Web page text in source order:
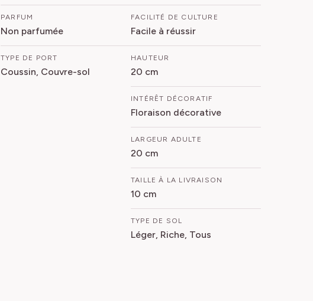
PARFUM
Non parfumée
TYPE DE PORT
Coussin, Couvre-sol
FACILITÉ DE CULTURE
Facile à réussir
HAUTEUR
20 cm
INTÉRÊT DÉCORATIF
Floraison décorative
LARGEUR ADULTE
20 cm
TAILLE À LA LIVRAISON
10 cm
TYPE DE SOL
Léger, Riche, Tous